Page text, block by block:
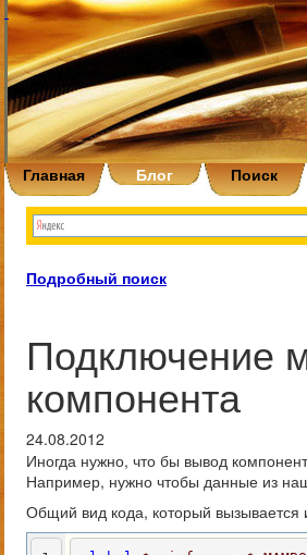
Главная Блог Поиск
Подробный поиск
Подключение
компонента
24.08.2012
Иногда нужно, что бы вывод
Например, нужно чтобы данные из
Общий вид кода, который вызывается